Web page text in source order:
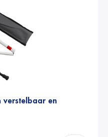
verstelbaar en